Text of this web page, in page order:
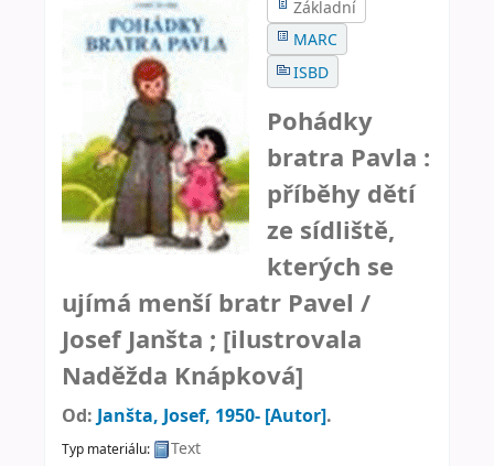
Základní
MARC
ISBD
Pohádky
bratra Pavla :
příběhy dětí
ze sídliště,
kterých se
ujímá menší bratr Pavel /
Josef Janšta ; [ilustrovala
Naděžda Knápková]
Od: Janšta, Josef, 1950- [Autor].
Typ materiálu: Text